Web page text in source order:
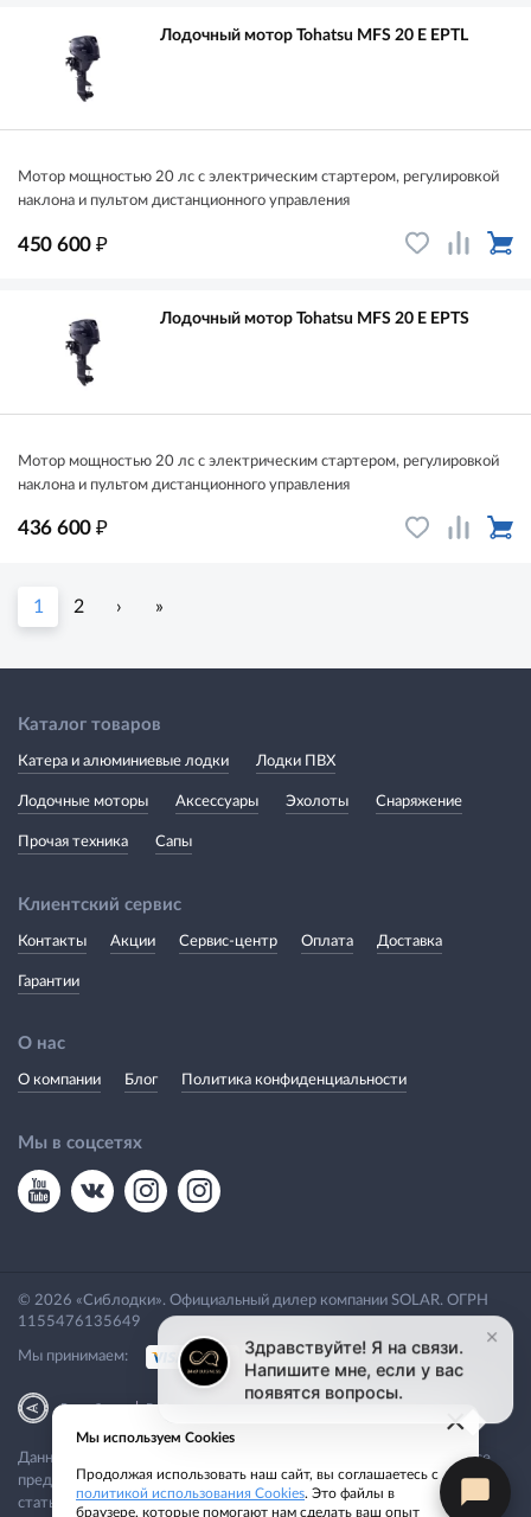
Лодочный мотор Tohatsu MFS 20 E EPTL
Мотор мощностью 20 лс с электрическим стартером, регулировкой
наклона и пультом дистанционного управления
450 600 ₽
Лодочный мотор Tohatsu MFS 20 E EPTS
Мотор мощностью 20 лс с электрическим стартером, регулировкой
наклона и пультом дистанционного управления
436 600 ₽
1 2 › »
Каталог товаров
Катера и алюминиевые лодки Лодки ПВХ
Лодочные моторы Аксессуары Эхолоты Снаряжение
Прочая техника Сапы
Клиентский сервис
Контакты Акции Сервис-центр Оплата Доставка
Гарантии
О нас
О компании Блог Политика конфиденциальности
Мы в соцсетях
© 2026 «Сиблодки». Официальный дилер компании SOLAR. ОГРН
1155476135649
Мы принимаем:
Разработка|Веб-аналитика
Данный сайт носит исключительно информационный характер. Все
представленные предложения не являются офертой, определяемой
статьей 437 ГК РФ.
×
Мы используем Cookies
Продолжая использовать наш сайт, вы соглашаетесь с
политикой использования Cookies. Это файлы в
браузере, которые помогают нам сделать ваш опыт